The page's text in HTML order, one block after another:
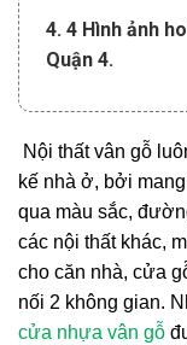
4. 4 Hình ảnh
Quận 4.
Nội thất vân gỗ
kế nhà ở, bởi
qua màu sắc,
các nội thất khác,
cho căn nhà, cửa
nối 2 không gian.
cửa nhựa vân gỗ